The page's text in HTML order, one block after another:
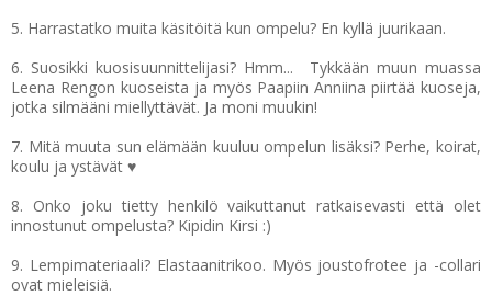
5. Harrastatko muita käsitöitä kun ompelu? En kyllä juurikaan.
6. Suosikki kuosisuunnittelijasi? Hmm... Tykkään muun muassa
Leena Rengon kuoseista ja myös Paapiin Anniina piirtää kuoseja,
jotka silmääni miellyttävät. Ja moni muukin!
7. Mitä muuta sun elämään kuuluu ompelun lisäksi? Perhe, koirat,
koulu ja ystävät ♥
8. Onko joku tietty henkilö vaikuttanut ratkaisevasti että olet
innostunut ompelusta? Kipidin Kirsi :)
9. Lempimateriaali? Elastaanitrikoo. Myös joustofrotee ja -collari
ovat mieleisiä.